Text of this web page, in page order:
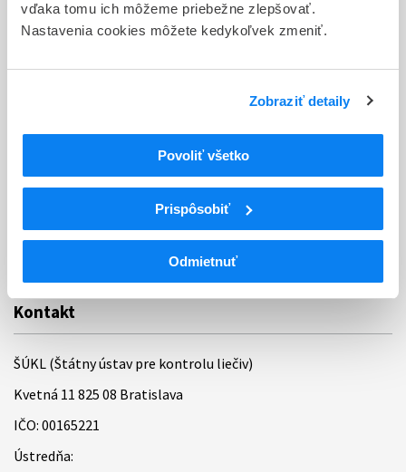
vďaka tomu ich môžeme priebežne zlepšovať.
Nastavenia cookies môžete kedykoľvek zmeniť.
Zobraziť detaily
Povoliť všetko
Prispôsobiť
Odmietnuť
Sťažnosti a petície
Regionálne pracoviská
Bankové spojenie
Kontakt
ŠÚKL (Štátny ústav pre kontrolu liečiv)
Kvetná 11 825 08 Bratislava
IČO: 00165221
Ústredňa: